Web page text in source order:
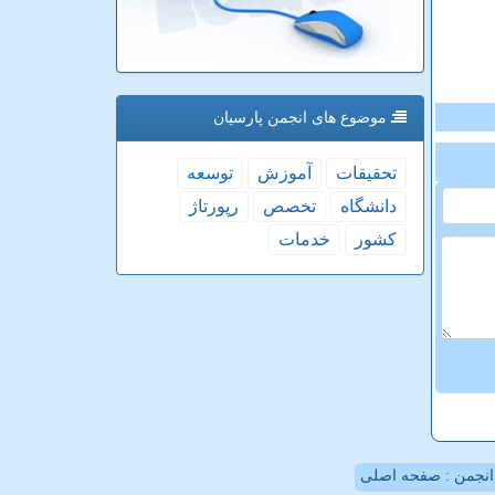
موضوع های انجمن پارسیان
تحقیقات آموزش
توسعه
دانشگاه
تخصص
رپورتاژ
كشور
خدمات
: صفحه اصلی